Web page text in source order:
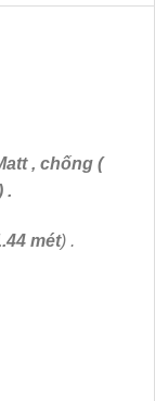
, chống (
.
mét) .